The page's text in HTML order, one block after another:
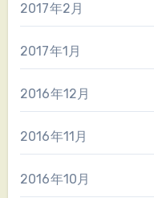
2017年2月
2017年1月
2016年12月
2016年11月
2016年10月